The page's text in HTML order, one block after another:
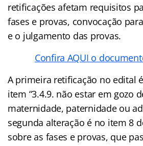
retificações afetam requisitos
fases e provas, convocação
e o julgamento das provas.
Confira AQUI o
A primeira retificação no edital
item “3.4.9. não estar em gozo
maternidade, paternidade ou
segunda alteração é no item 8
sobre as fases e provas, que